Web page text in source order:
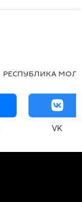
РЕСПУБЛИКА
VK